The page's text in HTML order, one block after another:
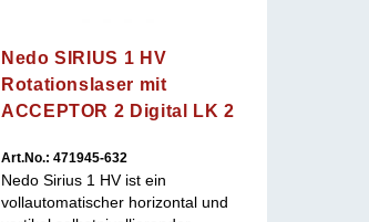
Nedo SIRIUS 1 HV
Rotationslaser mit
ACCEPTOR 2 Digital LK 2
Art.No.: 471945-632
Nedo Sirius 1 HV ist ein
vollautomatischer horizontal und